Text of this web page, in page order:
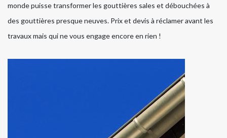
monde puisse transformer les gouttières sales et débouchées à
des gouttières presque neuves. Prix et devis à réclamer avant les
travaux mais qui ne vous engage encore en rien !